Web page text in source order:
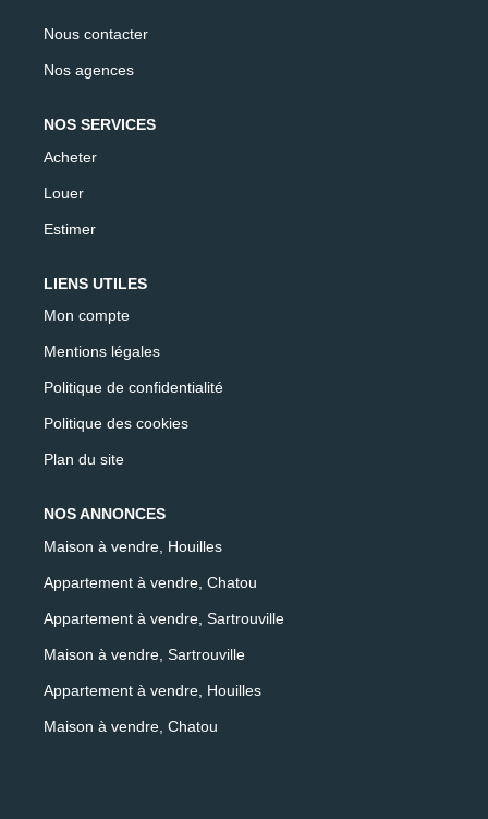
Nous contacter
Nos agences
NOS SERVICES
Acheter
Louer
Estimer
LIENS UTILES
Mon compte
Mentions légales
Politique de confidentialité
Politique des cookies
Plan du site
NOS ANNONCES
Maison à vendre, Houilles
Appartement à vendre, Chatou
Appartement à vendre, Sartrouville
Maison à vendre, Sartrouville
Appartement à vendre, Houilles
Maison à vendre, Chatou